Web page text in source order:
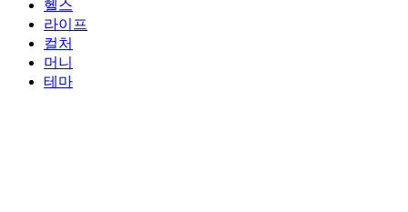
헬스
라이프
컬처
머니
테마